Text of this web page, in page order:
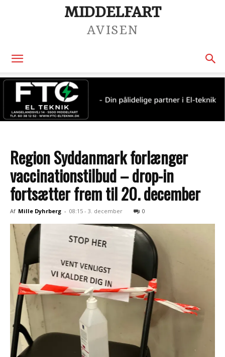
MIDDELFART
AVISEN
Region Syddanmark forlænger
vaccinationstilbud – drop-in
fortsætter frem til 20. december
Af Mille Dyhrberg - 08:15 - 3. december 0